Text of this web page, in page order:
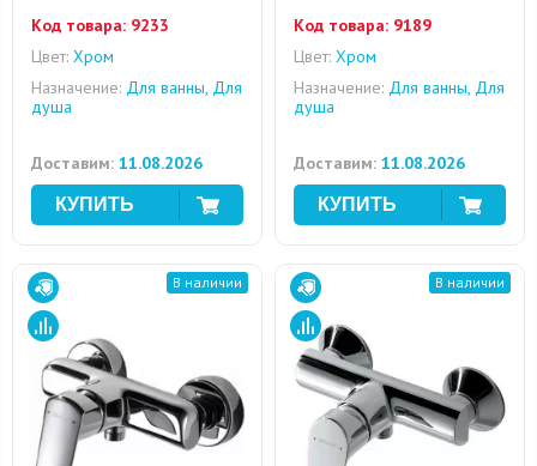
Код товара: 9233
Цвет: Хром
Назначение: Для ванны, Для
душа
Доставим: 11.08.2026
Код товара: 9189
Цвет: Хром
Назначение: Для ванны, Для
душа
Доставим: 11.08.2026
В наличии В наличии